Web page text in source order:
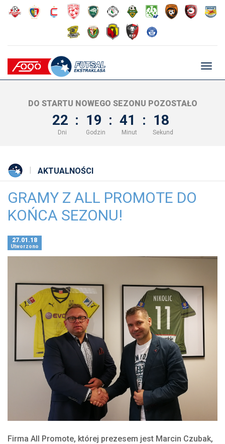
DO STARTU NOWEGO SEZONU POZOSTAŁO
22 : 19 : 41 : 18
Dni Godzin Minut Sekund
AKTUALNOŚCI
GRAMY Z ALL PROMOTE DO
KOŃCA SEZONU!
27.01.18
Utworzono
Firma All Promote, której prezesem jest Marcin Czubak,